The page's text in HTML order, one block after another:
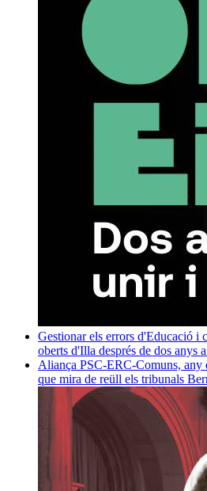
Gestionar els errors d'Educació i
oberts d'Illa després de dos anys
Aliança PSC-ERC-Comuns, any
que mira de reüll els tribunals